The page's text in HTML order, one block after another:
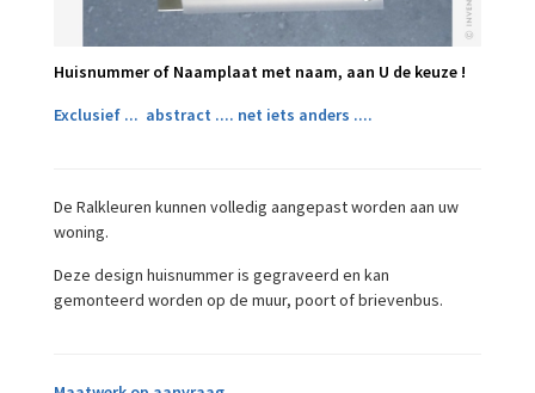
Huisnummer of Naamplaat met naam, aan U de keuze !
Exclusief ... abstract .... net iets anders ....
De Ralkleuren kunnen volledig aangepast worden aan uw
woning.
Deze design huisnummer is gegraveerd en kan
gemonteerd worden op de muur, poort of brievenbus.